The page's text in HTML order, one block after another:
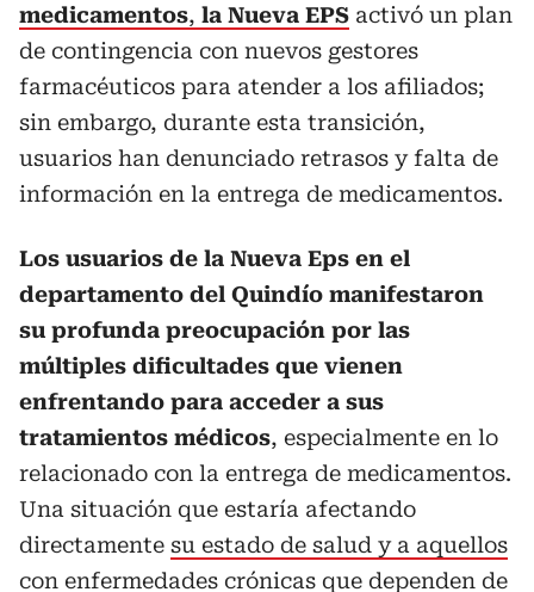
medicamentos, la Nueva EPS activó un plan
de contingencia con nuevos gestores
farmacéuticos para atender a los afiliados;
sin embargo, durante esta transición,
usuarios han denunciado retrasos y falta de
información en la entrega de medicamentos.
Los usuarios de la Nueva Eps en el
departamento del Quindío manifestaron
su profunda preocupación por las
múltiples dificultades que vienen
enfrentando para acceder a sus
tratamientos médicos, especialmente en lo
relacionado con la entrega de medicamentos.
Una situación que estaría afectando
directamente su estado de salud y a aquellos
con enfermedades crónicas que dependen de